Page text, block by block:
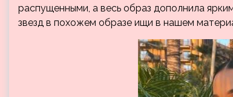
распущенными, а весь образ дополнила
звезд в похожем образе ищи в нашем